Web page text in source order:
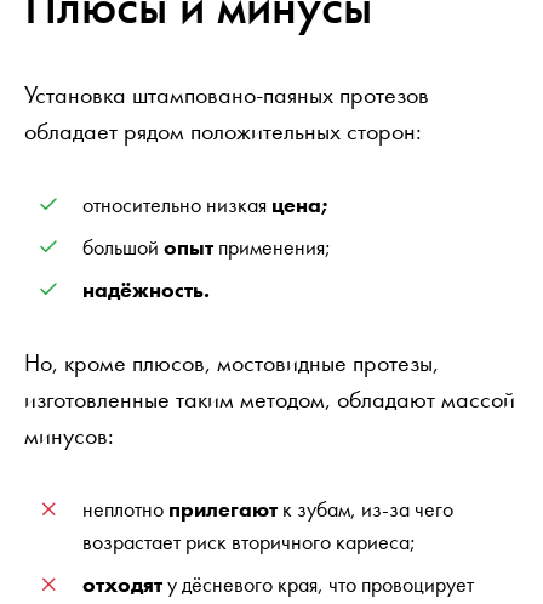
Установка штамповано-паяных протезов
обладает рядом положительных сторон:
относительно низкая цена;
большой опыт применения;
надёжность.
Но, кроме плюсов, мостовидные протезы,
изготовленные таким методом, обладают массой
минусов:
неплотно прилегают к зубам, из-за чего
возрастает риск вторичного кариеса;
отходяту дёсневого края, что провоцирует